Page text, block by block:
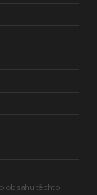
obsahu těchto